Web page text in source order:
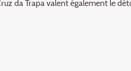
da Trapa valent également le